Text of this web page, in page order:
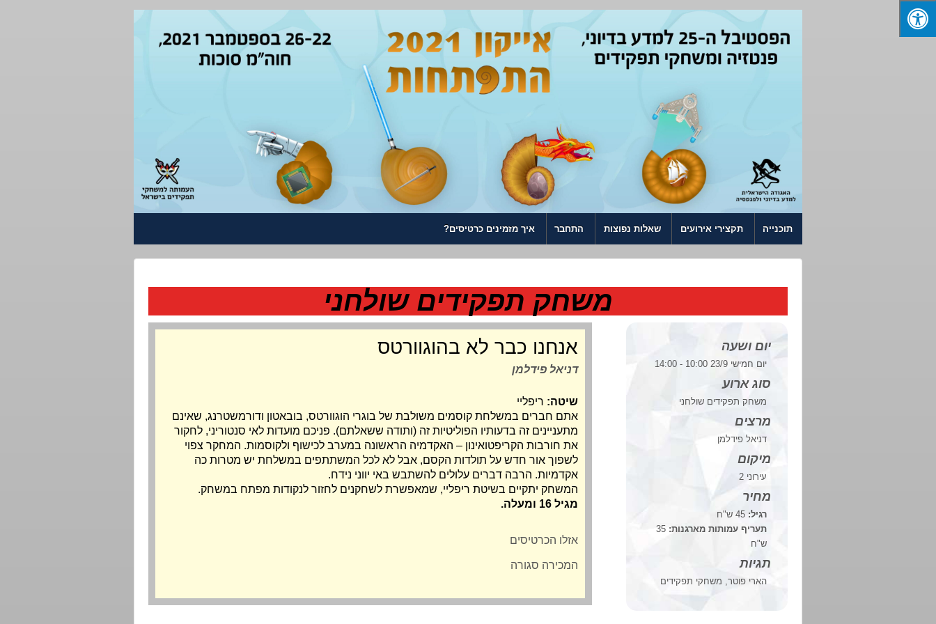
תוכנייה תקצירי אירועים שאלות נפוצות התחבר איך מזמינים כרטיסים?
משחק תפקידים שולחני
יום ושעה
יום חמישי 23/9 10:00 - 14:00
סוג ארוע
משחק תפקידים שולחני
מרצים
דניאל פידלמן
מיקום
עירוני 2
מחיר
רגיל:
תעריף עמותות מארגנות: 35
ש"ח
תגיות
הארי פוטר, משחקי תפקידים
אנחנו כבר לא בהוגוורטס
דניאל פידלמן
שיטה: ריפליי
אתם חברים במשלחת קוסמים משולבת של בוגרי הוגוורטס, בובאטון ודורמשטרנג, שאינם
מתעניינים זה בדעותיו הפוליטיות זה (ותודה ששאלתם). פניכם מועדות לאי סנטוריני, לחקור
את חורבות הקריפטואינון – האקדמיה הראשונה במערב לכישוף ולקוסמות. המחקר צפוי
לשפוך אור חדש על תולדות הקסם, אבל לא לכל המשתתפים במשלחת יש מטרות כה
אקדמיות. הרבה דברים עלולים להשתבש באי יווני נידח.
המשחק יתקיים בשיטת ריפליי, שמאפשרת לשחקנים לחזור לנקודות מפתח במשחק.
מגיל 16 ומעלה.
אזלו הכרטיסים
המכירה סגורה